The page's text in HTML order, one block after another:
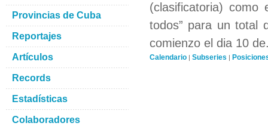
(clasificatoria) como
todos” para un total
comienzo el dia 10
Calendario | Subseries |
Provincias de Cuba
Reportajes
Artículos
Records
Estadísticas
Colaboradores